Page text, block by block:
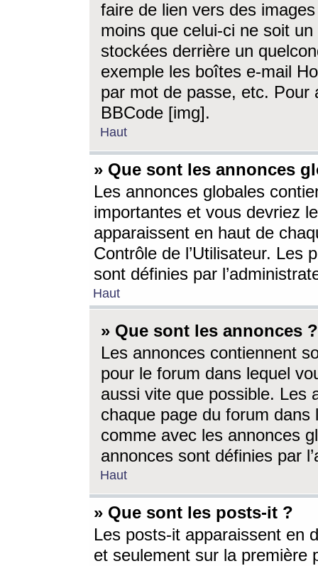
faire de lien vers des
moins que celui-ci ne soit
stockées derrière un
exemple les boîtes e-mail
par mot de passe, etc. Pour
BBCode [img].
Haut
» Que sont les annonces
Les annonces globales
importantes et vous devriez
apparaissent en haut de
Contrôle de l’Utilisateur. Les
sont définies par
Haut
» Que sont les annonces ?
Les annonces contiennent
pour le forum dans lequel
aussi vite que possible. Les
chaque page du forum dans
comme avec les annonces
annonces sont définies par
Haut
» Que sont les posts-it ?
Les posts-it apparaissent en
et seulement sur la première